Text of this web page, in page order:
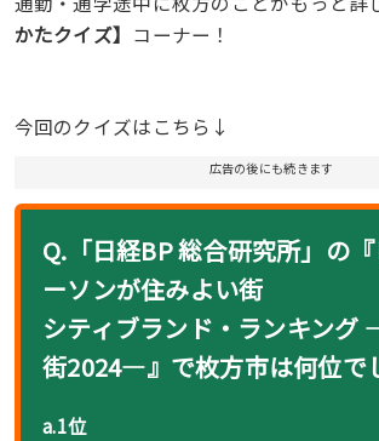
かたクイズ】 コーナー！
今回のクイズはこちら↓
広告の後にも続きます
Q.「日経BP 総合研究所」の
ーソンが住みよい街
シティブランド・ランキング
街2024―』で枚方市は何位で
a.1位